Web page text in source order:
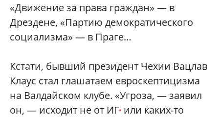
«Движение за права граждан» — в
Дрездене, «Партию демократического
социализма» — в Праге…
Кстати, бывший президент Чехии Вацлав
Клаус стал глашатаем евроскептицизма
на Валдайском клубе. «Угроза, — заявил
он, — исходит не от ИГ* или каких-то